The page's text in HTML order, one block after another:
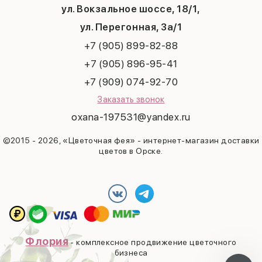
ул. Вокзальное шоссе, 18/1,
ул. Перегонная, 3а/1
+7 (905) 899-82-88
+7 (905) 896-95-41
+7 (909) 074-92-70
Заказать звонок
oxana-197531@yandex.ru
©2015 - 2026, «Цветочная фея» - интернет-магазин доставки
цветов в Орске.
Рождество
Флория- комплексное продвижение цветочного
бизнеса